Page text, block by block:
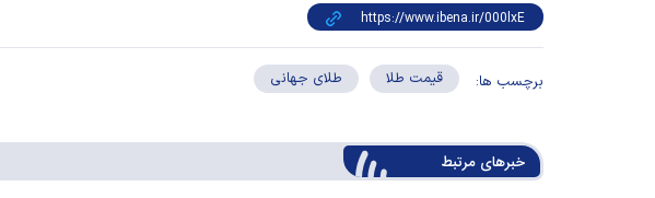
برچسب ها: قیمت طلا طلای جهانی
خبرهای مرتبط